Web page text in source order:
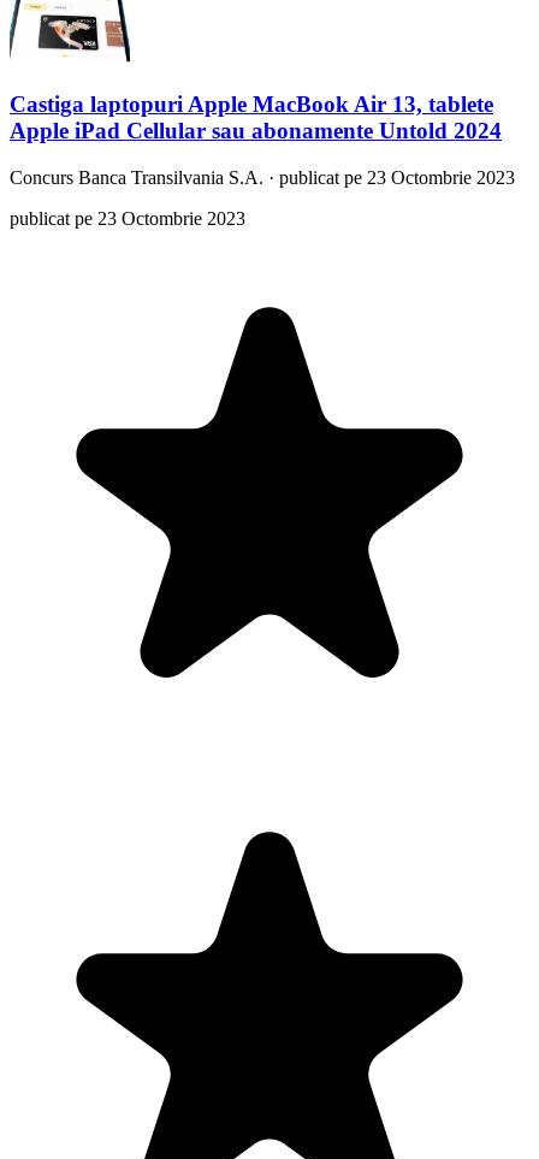
Castiga laptopuri Apple MacBook Air 13, tablete
Apple iPad Cellular sau abonamente Untold 2024
Concurs Banca Transilvania S.A. · publicat pe 23 Octombrie 2023
publicat pe 23 Octombrie 2023